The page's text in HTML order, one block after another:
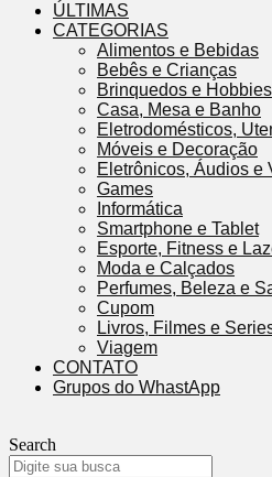
ÚLTIMAS
CATEGORIAS
Alimentos e Bebidas
Bebês e Crianças
Brinquedos e Hobbies
Casa, Mesa e Banho
Eletrodomésticos,
Móveis e Decoração
Eletrônicos, Áudios e
Games
Informática
Smartphone e Tablet
Esporte, Fitness e
Moda e Calçados
Perfumes, Beleza e
Cupom
Livros, Filmes e
Viagem
CONTATO
Grupos do WhastApp
Search